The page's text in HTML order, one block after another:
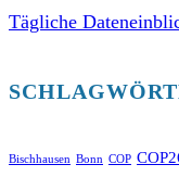
Tägliche
Bischhausen Bonn COP